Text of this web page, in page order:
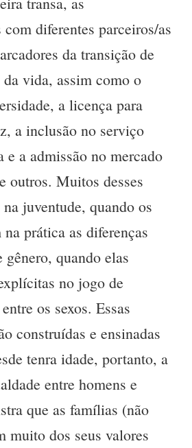
com diferentes parceiros/as
da transição de
da vida, assim como o
a licença para
a inclusão no serviço
a admissão no mercado
outros. Muitos desses
juventude, quando os
prática as diferenças
quando elas
no jogo de
os sexos. Essas
construídas e ensinadas
tenra idade, portanto, a
entre homens e
que as famílias (não
muito dos seus valores